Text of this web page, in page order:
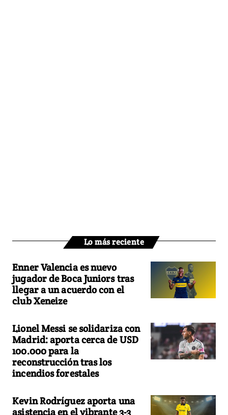
Lo más reciente
Enner Valencia es nuevo
jugador de Boca Juniors tras
llegar a un acuerdo con el
club Xeneize
Lionel Messi se solidariza con
Madrid: aporta cerca de USD
100.000 para la
reconstrucción tras los
incendios forestales
Kevin Rodríguez aporta una
asistencia en el vibrante 3-3